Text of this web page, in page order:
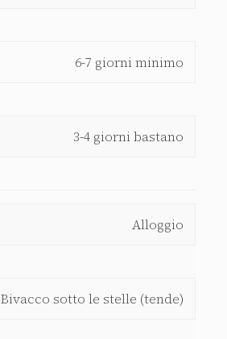
6-7 giorni minimo
3-4 giorni bastano
Alloggio
Bivacco sotto le stelle (tende)